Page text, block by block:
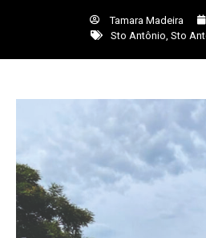
Tamara Madeira
Sto Antônio Sto